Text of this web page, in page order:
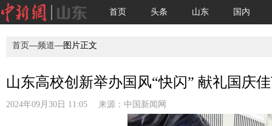
首页 头条 山东 国内
首页—频道—图片正文
山东高校创新举办国风“快闪” 献礼国庆
2024年09月30日 11:05 来源： 中国新闻网